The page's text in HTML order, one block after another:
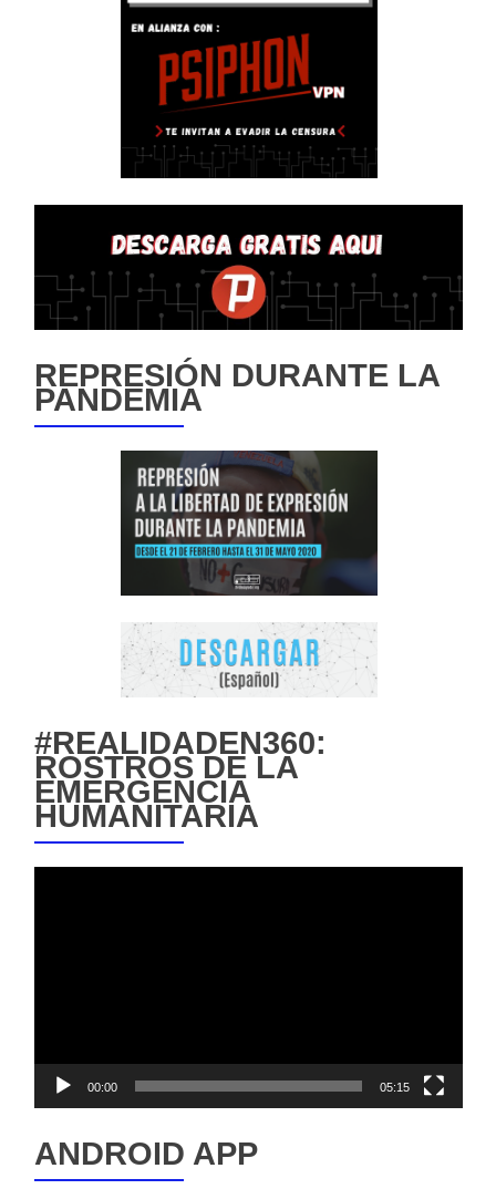
REPRESIÓN DURANTE LA
PANDEMIA
#REALIDADEN360:
ROSTROS DE LA
EMERGENCIA
HUMANITARIA
00:00 05:15
ANDROID APP